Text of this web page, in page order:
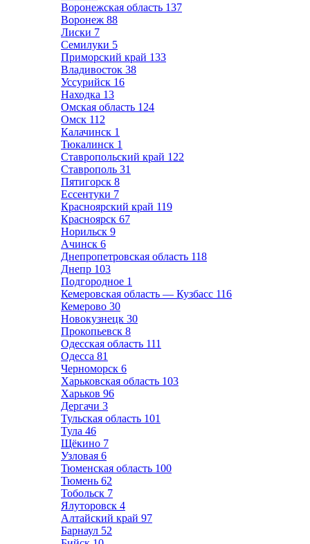
Воронежская область 137
Воронеж 88
Лиски 7
Семилуки 5
Приморский край 133
Владивосток 38
Уссурийск 16
Находка 13
Омская область 124
Омск 112
Калачинск 1
Тюкалинск 1
Ставропольский край 122
Ставрополь 31
Пятигорск 8
Ессентуки 7
Красноярский край 119
Красноярск 67
Норильск 9
Ачинск 6
Днепропетровская область 118
Днепр 103
Подгородное 1
Кемеровская область — Кузбасс 116
Кемерово 30
Новокузнецк 30
Прокопьевск 8
Одесская область 111
Одесса 81
Черноморск 6
Харьковская область 103
Харьков 96
Дергачи 3
Тульская область 101
Тула 46
Щёкино 7
Узловая 6
Тюменская область 100
Тюмень 62
Тобольск 7
Ялуторовск 4
Алтайский край 97
Барнаул 52